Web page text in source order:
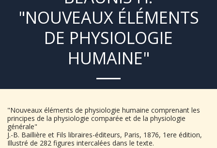
"NOUVEAUX ÉLÉMENTS
DE PHYSIOLOGIE
HUMAINE"
"Nouveaux éléments de physiologie humaine comprenant les
principes de la physiologie comparée et de la physiologie
générale"
J.-B. Baillière et Fils libraires-éditeurs, Paris, 1876, 1ere édition,
Illustré de 282 figures intercalées dans le texte.